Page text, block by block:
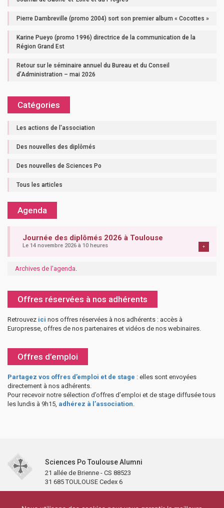
Pierre Dambreville (promo 2004) sort son premier album « Cocottes »
Karine Pueyo (promo 1996) directrice de la communication de la
Région Grand Est
Retour sur le séminaire annuel du Bureau et du Conseil
d’Administration – mai 2026
Catégories
Les actions de l'association
Des nouvelles des diplômés
Des nouvelles de Sciences Po
Tous les articles
Agenda
Journée des diplômés 2026 à Toulouse
Le 14 novembre 2026 à 10 heures +
Archives de l'agenda.
Offres réservées à nos adhérents
Retrouvez ici nos offres réservées à nos adhérents : accès à
Europresse, offres de nos partenaires et vidéos de nos webinaires.
Offres d’emploi
Partagez vos offres d’emploi et de stage : elles sont envoyées
directement à nos adhérents.
Pour recevoir notre sélection d’offres d’emploi et de stage diffusée tous
les lundis à 9h15, adhérez à l’association.
Sciences Po Toulouse Alumni
21 allée de Brienne - CS 88523
31 685 TOULOUSE Cedex 6